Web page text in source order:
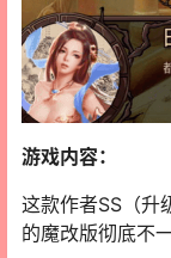
游戏内容：
这款作者SS（升
的魔改版彻底不一